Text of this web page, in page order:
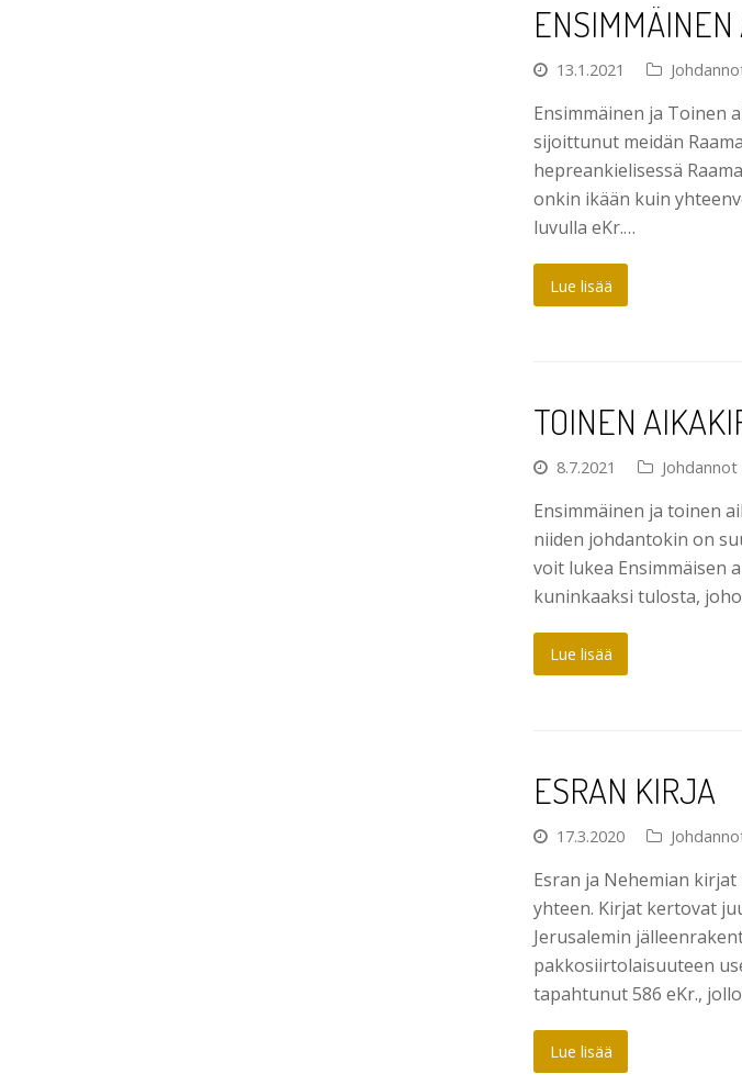
13.1.2021
Ensimmäinen ja Toinen
sijoittunut meidän
hepreankielisessä
onkin ikään kuin
luvulla eKr.…
Lue lisää
TOINEN
8.7.2021
Ensimmäinen ja toinen
niiden johdantokin on
voit lukea Ensimmäisen
kuninkaaksi tulosta,
Lue lisää
ESRAN KIRJA
17.3.2020
Esran ja Nehemian
yhteen. Kirjat kertovat
Jerusalemin
pakkosiirtolaisuuteen
tapahtunut 586 eKr.,
Lue lisää